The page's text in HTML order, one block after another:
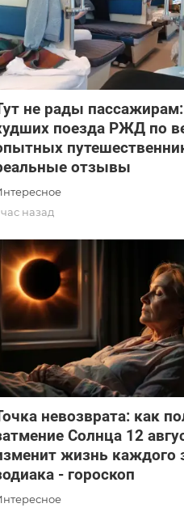
не рады
поезда РЖД по
отзывы
час назад
невозврата: как
Солнца 12
жизнь каждого
- гороскоп